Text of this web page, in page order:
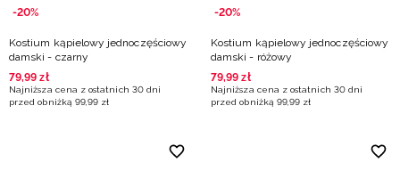
-20%
Kostium kąpielowy jednoczęściowy
damski - czarny
79,99 zł
Najniższa cena z ostatnich 30 dni
przed obniżką 99,99 zł
-20%
Kostium kąpielowy jednoczęściowy
damski - różowy
79,99 zł
Najniższa cena z ostatnich 30 dni
przed obniżką 99,99 zł
Słowacki / EUR
Ukraiński / UAH